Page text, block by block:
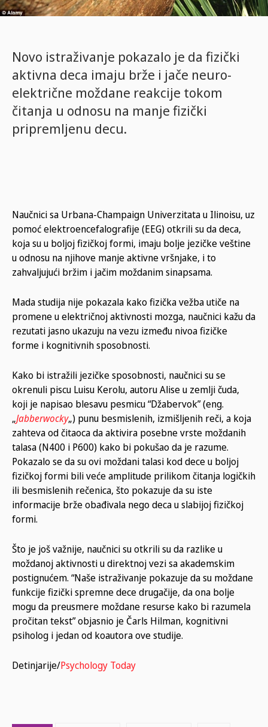
Novo istraživanje pokazalo je da fizički
aktivna deca imaju brže i jače neuro-
električne moždane reakcije tokom
čitanja u odnosu na manje fizički
pripremljenu decu.
Naučnici sa Urbana-Champaign Univerzitata u Ilinoisu, uz
pomoć elektroencefalografije (EEG) otkrili su da deca,
koja su u boljoj fizičkoj formi, imaju bolje jezičke veštine
u odnosu na njihove manje aktivne vršnjake, i to
zahvaljujući bržim i jačim moždanim sinapsama.
Mada studija nije pokazala kako fizička vežba utiče na
promene u električnoj aktivnosti mozga, naučnici kažu da
rezutati jasno ukazuju na vezu između nivoa fizičke
forme i kognitivnih sposobnosti.
Kako bi istražili jezičke sposobnosti, naučnici su se
okrenuli piscu Luisu Kerolu, autoru Alise u zemlji čuda,
koji je napisao blesavu pesmicu “Džabervok” (eng.
„Jabberwocky„) punu besmislenih, izmišljenih reči, a koja
zahteva od čitaoca da aktivira posebne vrste moždanih
talasa (N400 i P600) kako bi pokušao da je razume.
Pokazalo se da su ovi moždani talasi kod dece u boljoj
fizičkoj formi bili veće amplitude prilikom čitanja logičkih
ili besmislenih rečenica, što pokazuje da su iste
informacije brže obađivala nego deca u slabijoj fizičkoj
formi.
Što je još važnije, naučnici su otkrili su da razlike u
moždanoj aktivnosti u direktnoj vezi sa akademskim
postignućem. “Naše istraživanje pokazuje da su moždane
funkcije fizički spremne dece drugačije, da ona bolje
mogu da preusmere moždane resurse kako bi razumela
pročitan tekst” objasnio je Čarls Hilman, kognitivni
psiholog i jedan od koautora ove studije.
Detinjarije/Psychology Today